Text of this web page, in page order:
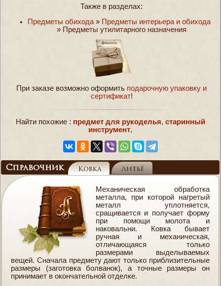
Также в разделах:
Предметы обихода » Предметы интерьера и обихода
» Предметы утилитарного назначения
При заказе возможно оформить подарочную упаковку и
сертификат!
Найти похожие : предмет для рукоделья, старинный
инструмент,
Справочник Ковка Литьё
Механическая обработка
металла, при которой нагретый
металл уплотняется,
сращивается и получает форму
при помощи молота и
наковальни. Ковка бывает
ручная и механическая,
отличающаяся только
размерами выделываемых
вещей. Сначала предмету дают только приблизительные
размеры (заготовка болванок), а точные размеры он
принимает в окончательной отделке.